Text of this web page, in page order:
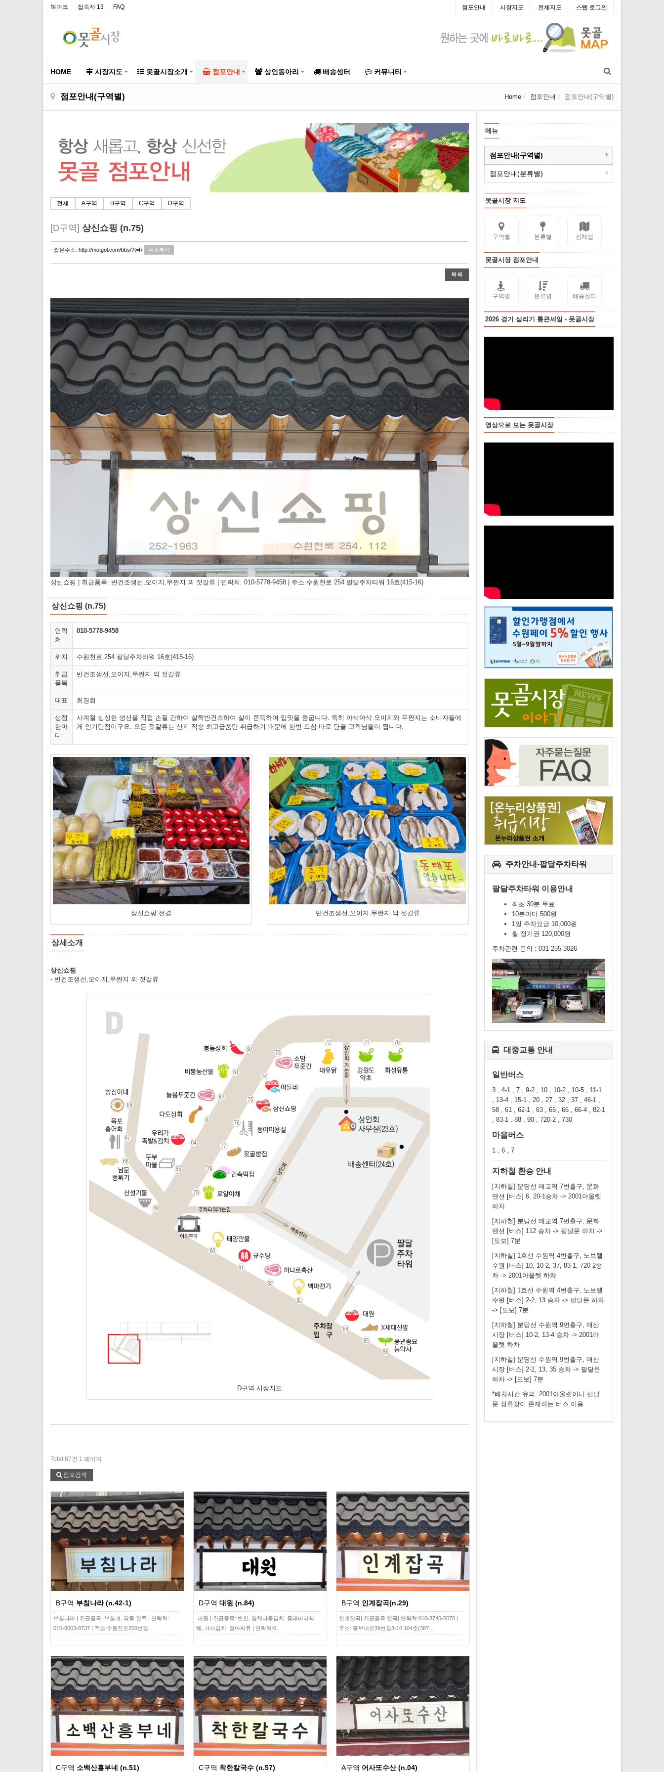
북마크 접속자 13 FAQ 점포안내 시장지도 전체지도 스텝 로그인
HOME 시장지도 못골시장소개 점포안내 상인동아리 배송센터 커뮤니티
점포안내(구역별) Home 점포안내 점포안내(구역별)
전체 A구역 B구역 C구역 D구역
[D구역] 상신쇼핑 (n.75)
- 짧은주소: http://motgol.com/bbs/?t=R 주소복사
목록
상신쇼핑 | 취급품목: 반건조생선,오이지,무짠지 외 젓갈류 | 연락처: 010-5778-9458 | 주소:수원천로 254 팔달주차타워 16호(415-16)
상신쇼핑 (n.75)
연락
처
010-5778-9458
위치 수원천로 254 팔달주차타워 16호(415-16)
취급
품목
반건조생선,오이지,무짠지 외 젓갈류
대표 최경희
상점
한마
디
사계절 싱싱한 생선을 직접 손질 간하여 살짝반건조하여 살이 쫀득하여 입맛을 돋굽니다. 특히 아삭아삭 오이지와 무짠지는 소비자들에
게 인기만점이구요. 모든 젓갈류는 산지 직송 최고급품만 취급하기 때문에 한번 드심 바로 단골 고객님들이 됩니다.
상신쇼핑 전경 반건조생선,오이지,무짠지 외 젓갈류
상세소개
상신쇼핑
- 반건조생선,오이지,무짠지 외 젓갈류
D구역 시장지도
Total 87건 1 페이지
점포검색
B구역 부침나라 (n.42-1)
부침나라 | 취급품목: 부침개, 각종 전류 | 연락처:
010-8003-8737 | 주소:수원천로258번길…
D구역 대원 (n.84)
대원 | 취급품목: 반찬, 영채나물김치, 동태머리식
혜, 가지김치, 장아찌류 | 연락처:0…
B구역 인계잡곡(n.29)
인계잡곡| 취급품목:잡곡| 연락처:010-3745-5078 |
주소: 중부대로39번길3-10 104호(387…
C구역 소백산흥부네 (n.51) C구역 착한칼국수 (n.57) A구역 어사또수산 (n.04)
메뉴
점포안내(구역별)
점포안내(분류별)
못골시장 지도
구역별 분류별 전체맵
못골시장 점포안내
구역별 분류별 배송센터
2026 경기 살리기 통큰세일 - 못골시장
영상으로 보는 못골시장
주차안내-팔달주차타워
팔달주차타워 이용안내
최초 30분 무료
10분마다 500원
1일 주차요금 10,000원
월 정기권 120,000원
주차관련 문의 : 031-255-3026
대중교통 안내
일반버스
3 , 4-1 , 7 , 9-2 , 10 , 10-2 , 10-5 , 11-1
, 13-4 , 15-1 , 20 , 27 , 32 , 37 , 46-1 ,
58 , 61 , 62-1 , 63 , 65 , 66 , 66-4 , 82-1
, 83-1 , 88 , 90 , 720-2 , 730
마을버스
1 , 6 , 7
지하철 환승 안내
[지하철] 분당선 매교역 7번출구, 문화
맨션 [버스] 6, 20-1승차 -> 2001아울렛
하차
[지하철] 분당선 매교역 7번출구, 문화
맨션 [버스] 112 승차 -> 팔달문 하차 ->
[도보] 7분
[지하철] 1호선 수원역 4번출구, 노보텔
수원 [버스] 10, 10-2, 37, 83-1, 720-2승
차 -> 2001아울렛 하차
[지하철] 1호선 수원역 4번출구, 노보텔
수원 [버스] 2-2, 13 승차 -> 팔달문 하차
-> [도보] 7분
[지하철] 분당선 수원역 9번출구, 매산
시장 [버스] 10-2, 13-4 승차 -> 2001아
울렛 하차
[지하철] 분당선 수원역 9번출구, 매산
시장 [버스] 2-2, 13, 35 승차 -> 팔달문
하차 -> [도보] 7분
*배차시간 유의, 2001아울렛이나 팔달
문 정류장이 존재하는 버스 이용